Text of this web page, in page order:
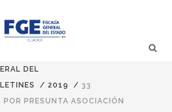
DEL
/ 2019 / 33
POR PRESUNTA ASOCIACIÓN